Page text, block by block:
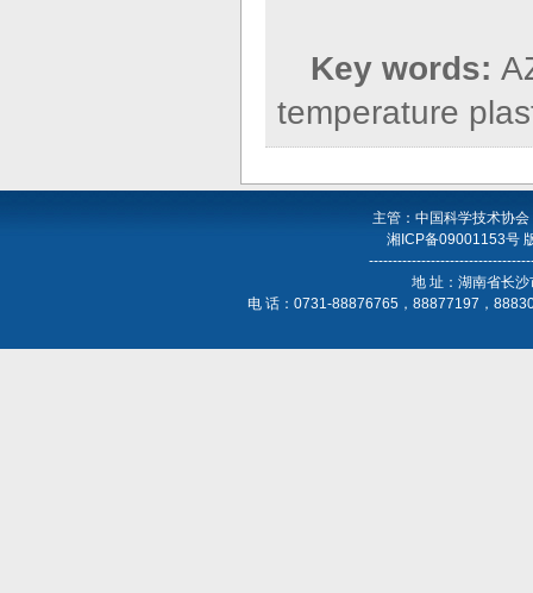
Key words:
temperature
主管：中国科学技术协
湘ICP备09001153号
地 址：湖南省长
电 话：0731-88876765，88877197，